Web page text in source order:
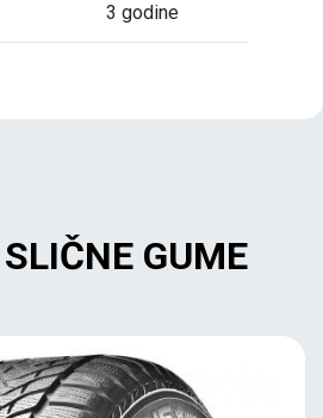
3 godine
GUME